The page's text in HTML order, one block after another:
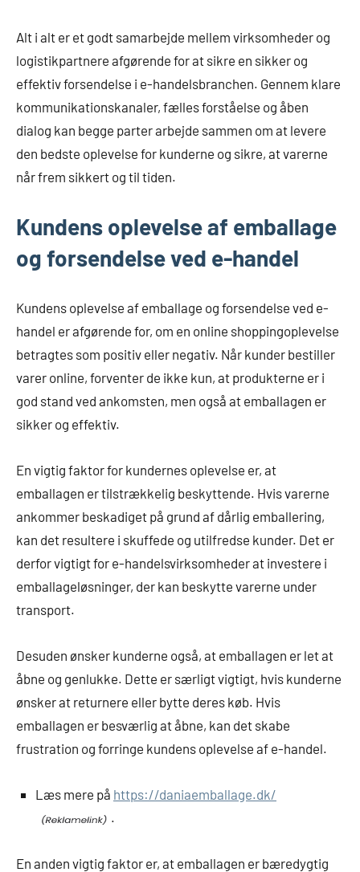
Alt i alt er et godt samarbejde mellem virksomheder og
logistikpartnere afgørende for at sikre en sikker og
effektiv forsendelse i e-handelsbranchen. Gennem klare
kommunikationskanaler, fælles forståelse og åben
dialog kan begge parter arbejde sammen om at levere
den bedste oplevelse for kunderne og sikre, at varerne
når frem sikkert og til tiden.
Kundens oplevelse af emballage
og forsendelse ved e-handel
Kundens oplevelse af emballage og forsendelse ved e-
handel er afgørende for, om en online shoppingoplevelse
betragtes som positiv eller negativ. Når kunder bestiller
varer online, forventer de ikke kun, at produkterne er i
god stand ved ankomsten, men også at emballagen er
sikker og effektiv.
En vigtig faktor for kundernes oplevelse er, at
emballagen er tilstrækkelig beskyttende. Hvis varerne
ankommer beskadiget på grund af dårlig emballering,
kan det resultere i skuffede og utilfredse kunder. Det er
derfor vigtigt for e-handelsvirksomheder at investere i
emballageløsninger, der kan beskytte varerne under
transport.
Desuden ønsker kunderne også, at emballagen er let at
åbne og genlukke. Dette er særligt vigtigt, hvis kunderne
ønsker at returnere eller bytte deres køb. Hvis
emballagen er besværlig at åbne, kan det skabe
frustration og forringe kundens oplevelse af e-handel.
Læs mere på https://daniaemballage.dk/
.
En anden vigtig faktor er, at emballagen er bæredygtig